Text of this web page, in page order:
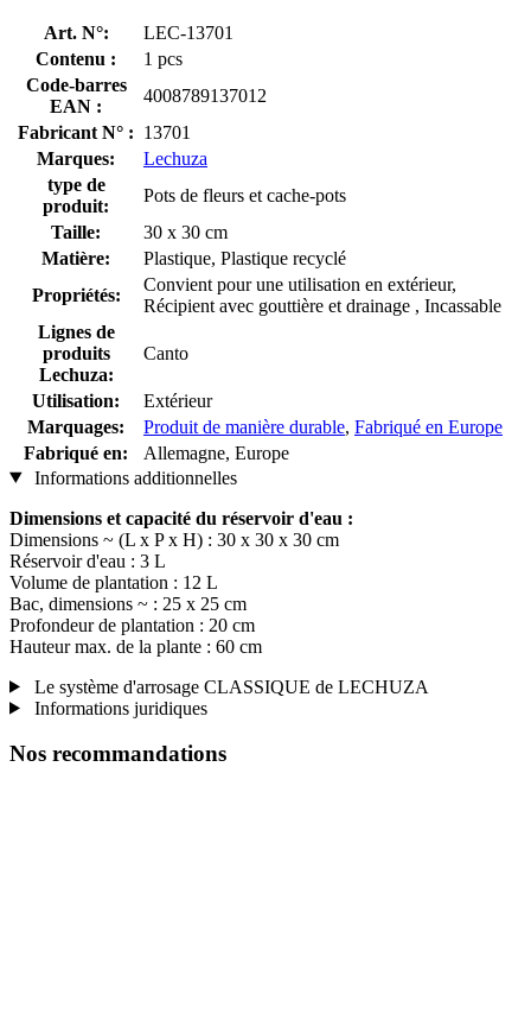
Art. N°:
LEC-13701
Contenu :
1 pcs
Code-barres
EAN :
4008789137012
Fabricant N° : 13701
Marques:
Lechuza
type de
produit:
Pots de fleurs et cache-pots
Taille:
30 x 30 cm
Matière:
Plastique, Plastique recyclé
Propriétés:
Convient pour une utilisation en extérieur,
Récipient avec gouttière et drainage , Incassable
Lignes de
produits
Lechuza:
Canto
Utilisation:
Extérieur
Marquages:
Produit de manière durable, Fabriqué en Europe
Fabriqué en:
Allemagne, Europe
Informations additionnelles
Dimensions et capacité du réservoir d'eau :
Dimensions ~ (L x P x H) : 30 x 30 x 30 cm
Réservoir d'eau : 3 L
Volume de plantation : 12 L
Bac, dimensions ~ : 25 x 25 cm
Profondeur de plantation : 20 cm
Hauteur max. de la plante : 60 cm
Le système d'arrosage CLASSIQUE de LECHUZA
Informations juridiques
Nos recommandations